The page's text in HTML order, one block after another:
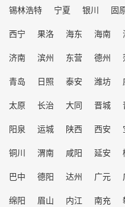
锡林浩特
宁夏 银川 固
西宁
果洛 海东 海南
济南
滨州 东营 德州
青岛
日照 泰安 潍坊
太原
长治 大同 晋城
阳泉
运城 陕西 西安
铜川
渭南 咸阳 延安
巴中
德阳 达州 广元
绵阳
眉山 内江 南充